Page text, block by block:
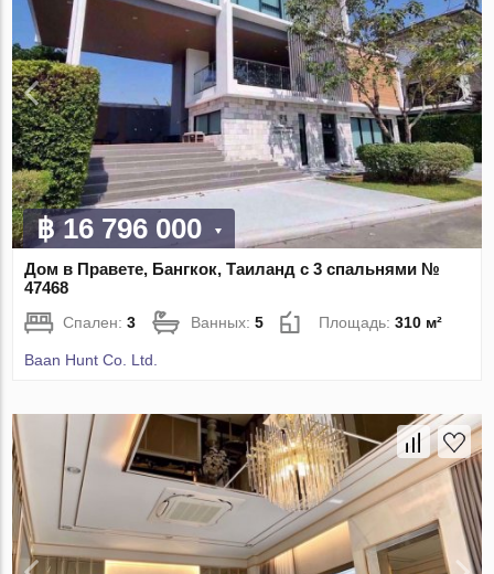
฿ 16 796 000
Дом в Правете, Бангкок, Таиланд с 3 спальнями №
47468
Спален:3 Ванных:5 Площадь:310 м²
Baan Hunt Co. Ltd.